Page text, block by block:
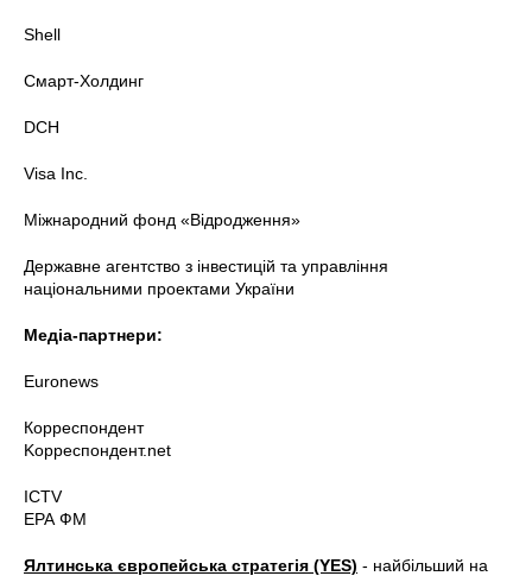
Shell
Смарт-Холдинг
DCH
Visa Inc.
Міжнародний фонд «Відродження»
Державне агентство з інвестицій та управління
національними проектами України
Медіа-партнери:
Euronews
Корреспондент
Kорреспондент.net
ICTV
ЕРА ФМ
Ялтинська європейська стратегія (YES) - найбільший на